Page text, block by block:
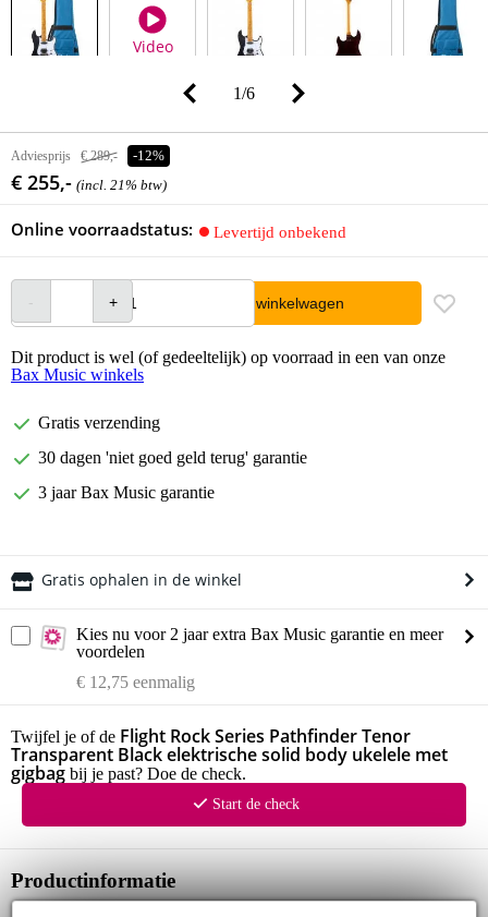
Video
1/6
Adviesprijs € 289,- -12%
€ 255,- (incl. 21% btw)
Online voorraadstatus: Levertijd onbekend
In winkelwagen
Dit product is wel (of gedeeltelijk) op voorraad in een van onze
Bax Music winkels
Gratis verzending
30 dagen 'niet goed geld terug' garantie
3 jaar Bax Music garantie
Gratis ophalen in de winkel
Kies nu voor 2 jaar extra Bax Music garantie en meer
voordelen
€ 12,75 eenmalig
Twijfel je of de Flight Rock Series Pathfinder Tenor
Transparent Black elektrische solid body ukelele met
gigbag bij je past? Doe de check.
Start de check
Productinformatie